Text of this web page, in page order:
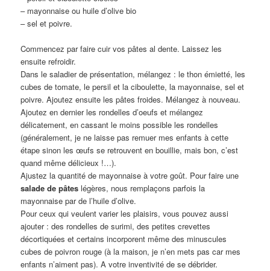
– mayonnaise ou huile d’olive bio
– sel et poivre.
Commencez par faire cuir vos pâtes al dente. Laissez les
ensuite refroidir.
Dans le saladier de présentation, mélangez : le thon émietté, les
cubes de tomate, le persil et la ciboulette, la mayonnaise, sel et
poivre. Ajoutez ensuite les pâtes froides. Mélangez à nouveau.
Ajoutez en dernier les rondelles d’oeufs et mélangez
délicatement, en cassant le moins possible les rondelles
(généralement, je ne laisse pas remuer mes enfants à cette
étape sinon les œufs se retrouvent en bouillie, mais bon, c’est
quand même délicieux !…).
Ajustez la quantité de mayonnaise à votre goût. Pour faire une
salade de pâtes légères, nous remplaçons parfois la
mayonnaise par de l’huile d’olive.
Pour ceux qui veulent varier les plaisirs, vous pouvez aussi
ajouter : des rondelles de surimi, des petites crevettes
décortiquées et certains incorporent même des minuscules
cubes de poivron rouge (à la maison, je n’en mets pas car mes
enfants n’aiment pas). A votre inventivité de se débrider.